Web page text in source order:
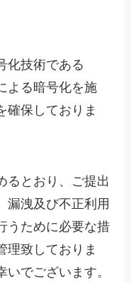
化技術である
よる暗号化を施
確保しておりま
るとおり、ご提出
漏洩及び不正利用
うために必要な措
理致しておりま
でございます。